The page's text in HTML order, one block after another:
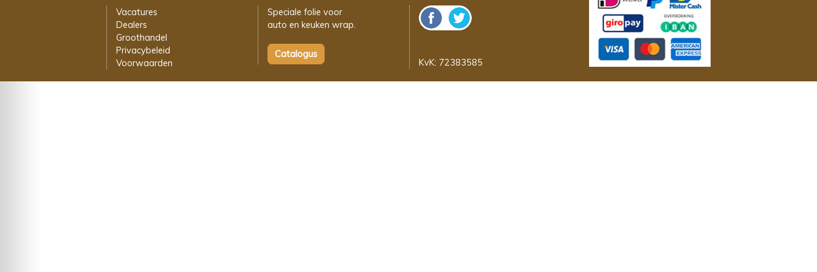
Vacatures
Dealers
Groothandel
Privacybeleid
Voorwaarden
Speciale folie voor
auto en keuken wrap.
KvK: 72383585